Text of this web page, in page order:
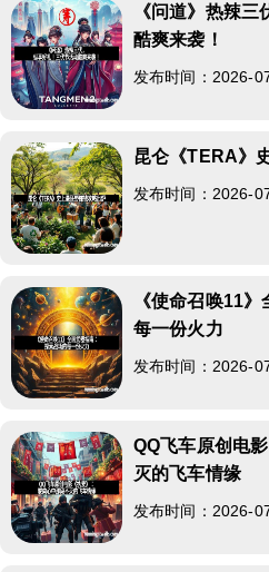
《问道》热辣
酷爽来袭！
发布时间：2026-
昆仑《TERA》
发布时间：2026-
《使命召唤11
每一份火力
发布时间：2026-
QQ飞车原创电
灭的飞车情缘
发布时间：2026-